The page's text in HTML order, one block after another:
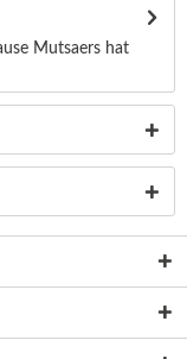
Mutsaers hat